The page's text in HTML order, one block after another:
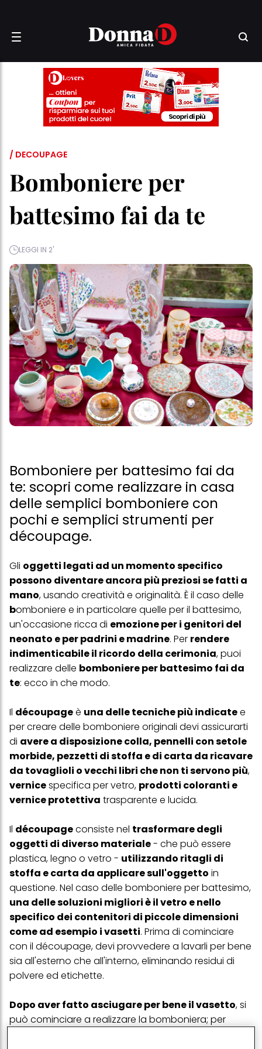
/ DECOUPAGE
Bomboniere per
battesimo fai da te
LEGGI IN 2'
Bomboniere per battesimo fai da
te: scopri come realizzare in casa
delle semplici bomboniere con
pochi e semplici strumenti per
découpage.
Gli oggetti legati ad un momento specifico
possono diventare ancora più preziosi se fatti a
mano, usando creatività e originalità. È il caso delle
bomboniere e in particolare quelle per il battesimo,
un'occasione ricca di emozione per i genitori del
neonato e per padrini e madrine. Per rendere
indimenticabile il ricordo della cerimonia, puoi
realizzare delle bomboniere per battesimo fai da
te: ecco in che modo.
Il découpageè una delle tecniche più indicatee
per creare delle bomboniere originali devi assicurarti
di avere a disposizione colla, pennelli con setole
morbide, pezzetti di stoffa e di carta da ricavare
da tovaglioli o vecchi libri che non ti servono più,
vernicespecifica per vetro, prodotti coloranti e
vernice protettiva trasparente e lucida.
Il découpageconsiste nel trasformare degli
oggetti di diverso materiale- che può essere
plastica, legno o vetro - utilizzando ritagli di
stoffa e carta da applicare sull'oggetto in
questione. Nel caso delle bomboniere per battesimo,
una delle soluzioni migliori è il vetro e nello
specifico dei contenitori di piccole dimensioni
come ad esempio i vasetti. Prima di cominciare
con il découpage, devi provvedere a lavarli per bene
sia all'esterno che all'interno, eliminando residui di
polvere ed etichette.
Dopo aver fatto asciugare per bene il vasetto, si
può cominciare a realizzare la bomboniera; per